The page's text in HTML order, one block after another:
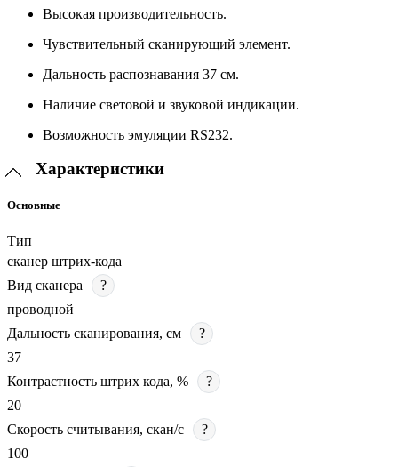
Высокая производительность.
Чувствительный сканирующий элемент.
Дальность распознавания 37 см.
Наличие световой и звуковой индикации.
Возможность эмуляции RS232.
Характеристики
Основные
Тип
сканер штрих-кода
Вид сканера
?
проводной
Дальность сканирования, см
?
37
Контрастность штрих кода, %
?
20
Скорость считывания, скан/с
?
100